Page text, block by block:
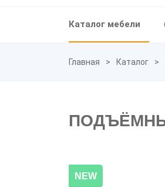
Каталог мебели
Главная Каталог
NEW